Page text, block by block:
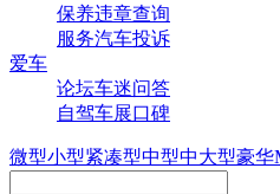
保养违章查询
服务汽车投诉
爱车
论坛车迷问答
自驾车展口碑
微型小型紧凑型中型中大型豪华